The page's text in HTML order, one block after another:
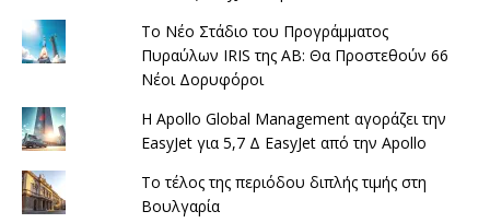
Το Νέο Στάδιο του Προγράμματος
Πυραύλων IRIS της AB: Θα Προστεθούν 66
Νέοι Δορυφόροι
Η Apollo Global Management αγοράζει την
EasyJet για 5,7 Δ EasyJet από την Apollo
Το τέλος της περιόδου διπλής τιμής στη
Βουλγαρία